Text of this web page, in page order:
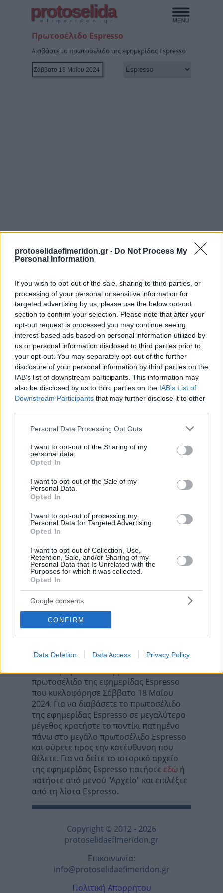
protoselidaefimeridon.gr - Do Not Process My
Personal Information
If you wish to opt-out of the sale, sharing to third parties, or
processing of your personal or sensitive information for
targeted advertising by us, please use the below opt-out
section to confirm your selection. Please note that after your
opt-out request is processed you may continue seeing
interest-based ads based on personal information utilized by
us or personal information disclosed to third parties prior to
your opt-out. You may separately opt-out of the further
disclosure of your personal information by third parties on the
IAB’s list of downstream participants. This information may
also be disclosed by us to third parties on the IAB’s List of
Downstream Participants that may further disclose it to other
Please note that this website/app uses one or more Google
not limited to your visit or usage behaviour. You may click to
grant or deny consent to Google and its third-party tags to
use your data for below specified purposes in below Google
consent section.
Personal Data Processing Opt Outs
I want to opt-out of the Sharing of my
personal data.
Opted In
I want to opt-out of the Sale of my
Personal Data.
Opted In
I want to opt-out of processing my
Personal Data for Targeted Advertising.
Opted In
I want to opt-out of Collection, Use,
Retention, Sale, and/or Sharing of my
Personal Data that Is Unrelated with the
Purposes for which it was collected.
Opted In
Google consents
CONFIRM
Data Deletion Data Access Privacy Policy
protoselida
efimeridon.gr
Πρωτοσέλιδο Espresso
Διαβάστε το πρωτοσέλιδο της εφημερίδας Espresso
Προηγούμενη
Εστία
Επόμενη
Των συντακτών
Προηγούμενη
Εστία
Των συντακτών
Τα σχόλια έχουν απενεργοποιηθεί για
Σε αυτή τη σελίδα θα βρείτε το
πρωτοσέλιδο της εφημερίδας Espresso
που κυκλοφόρησε Σάββατο 18 Μαΐου
2024. Για να διαβάσετε το πρωτοσέλιδο
της εφημερίδας Espresso σε μεγαλύτερο
μέγεθος κρατήστε το ποντίκι πατημένο
πάνω στο μεγάλο πρωτοσέλιδο Espresso
και σύρετε προς την κατέυθυνση που
θέλετε. Για να δείτε το ιστορικό αρχείο
της εφημερίδας Espresso πατήστε εδώ ή
πατήστε από μενού "Αρχείο" και επιλέξτε
από τη λίστα Espresso.
Copyright © 2012 - 2026
protoselidaefimeridon.gr
Επικοινωνία:
info@protoselidaefimeridon.gr
Πολιτική Απορρήτου